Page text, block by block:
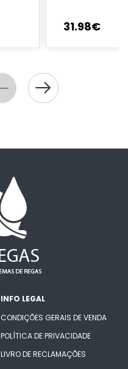
31.98€
INFO LEGAL
CONDIÇÕES GERAIS DE VENDA
POLÍTICA DE PRIVACIDADE
LIVRO DE RECLAMAÇÕES